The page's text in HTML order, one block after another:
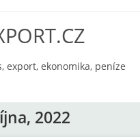
export, ekonomika, peníze
2022